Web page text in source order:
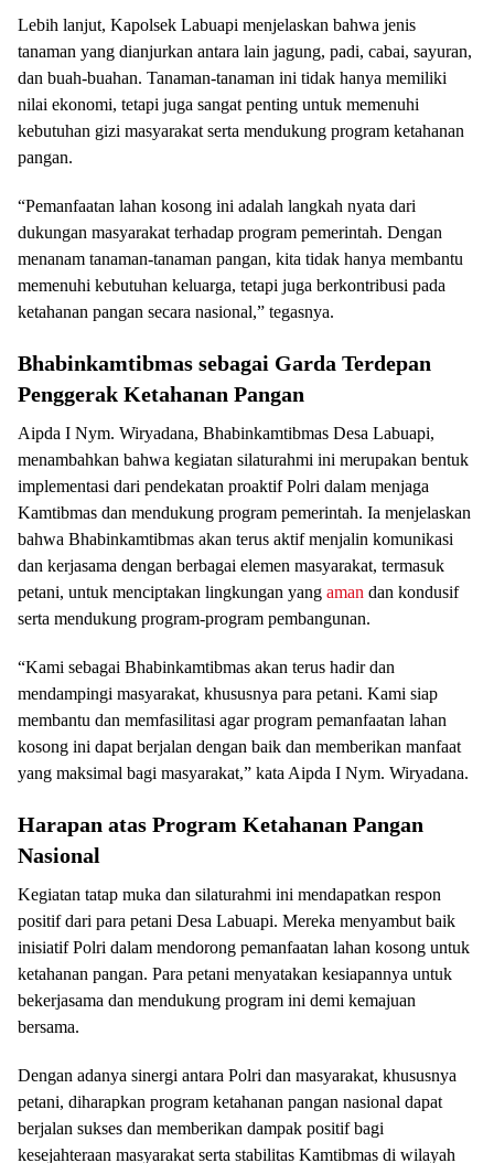
Lebih lanjut, Kapolsek Labuapi menjelaskan bahwa jenis
tanaman yang dianjurkan antara lain jagung, padi, cabai, sayuran,
dan buah-buahan. Tanaman-tanaman ini tidak hanya memiliki
nilai ekonomi, tetapi juga sangat penting untuk memenuhi
kebutuhan gizi masyarakat serta mendukung program ketahanan
pangan.
“Pemanfaatan lahan kosong ini adalah langkah nyata dari
dukungan masyarakat terhadap program pemerintah. Dengan
menanam tanaman-tanaman pangan, kita tidak hanya membantu
memenuhi kebutuhan keluarga, tetapi juga berkontribusi pada
ketahanan pangan secara nasional,” tegasnya.
Bhabinkamtibmas sebagai Garda Terdepan
Penggerak Ketahanan Pangan
Aipda I Nym. Wiryadana, Bhabinkamtibmas Desa Labuapi,
menambahkan bahwa kegiatan silaturahmi ini merupakan bentuk
implementasi dari pendekatan proaktif Polri dalam menjaga
Kamtibmas dan mendukung program pemerintah. Ia menjelaskan
bahwa Bhabinkamtibmas akan terus aktif menjalin komunikasi
dan kerjasama dengan berbagai elemen masyarakat, termasuk
petani, untuk menciptakan lingkungan yang aman dan kondusif
serta mendukung program-program pembangunan.
“Kami sebagai Bhabinkamtibmas akan terus hadir dan
mendampingi masyarakat, khususnya para petani. Kami siap
membantu dan memfasilitasi agar program pemanfaatan lahan
kosong ini dapat berjalan dengan baik dan memberikan manfaat
yang maksimal bagi masyarakat,” kata Aipda I Nym. Wiryadana.
Harapan atas Program Ketahanan Pangan
Nasional
Kegiatan tatap muka dan silaturahmi ini mendapatkan respon
positif dari para petani Desa Labuapi. Mereka menyambut baik
inisiatif Polri dalam mendorong pemanfaatan lahan kosong untuk
ketahanan pangan. Para petani menyatakan kesiapannya untuk
bekerjasama dan mendukung program ini demi kemajuan
bersama.
Dengan adanya sinergi antara Polri dan masyarakat, khususnya
petani, diharapkan program ketahanan pangan nasional dapat
berjalan sukses dan memberikan dampak positif bagi
kesejahteraan masyarakat serta stabilitas Kamtibmas di wilayah